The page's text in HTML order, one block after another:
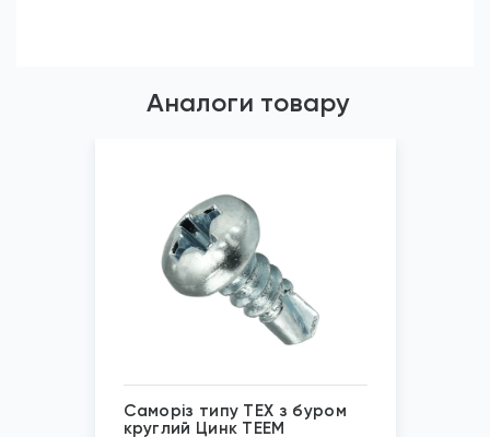
Аналоги товару
Саморіз типу TEX з буром
круглий Цинк TEEM